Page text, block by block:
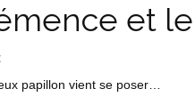
et
papillon vient se poser…